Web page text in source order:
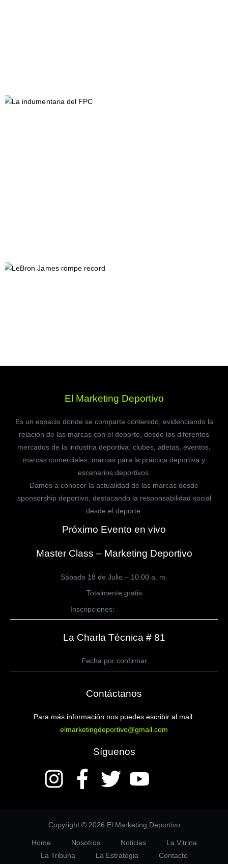
El Marketing Deportivo
Es un espacio donde se comparte contenido, evidenciando la
relación de las marcas con el deporte, desde los diferentes
mercados de la industria deportiva: clubes, atletas, eventos,
marcas comerciales, marcas para la práctica deportiva y
escenarios deportivos.
Damos a conocer la actualidad de las marcas desde
sponsorship deportivo, destacando la responsabilidad social
desde el deporte.
Próximo Evento en vivo
Master Class – Marketing Deportivo
Sábado 18 de Julio – 10:00 a. m.
Totalmente gratis
Inscripciones:
La Charla Técnica # 81
Fecha por confirmar
Contáctanos
Para más información nos puedes escribir al mail:
elmarketingdeportivo@gmail.com
Síguenos
Copyright © 2026 El Marketing Deportivo
Home Nosotros Noticias
La Vitrina
La Tribuna
La Estrategia Contacto